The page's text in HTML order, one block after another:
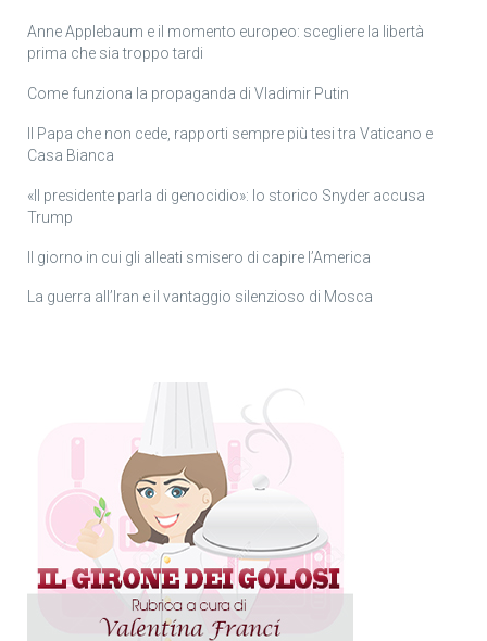
Anne Applebaum e il momento europeo: scegliere la libertà
prima che sia troppo tardi
Come funziona la propaganda di Vladimir Putin
Il Papa che non cede, rapporti sempre più tesi tra Vaticano e
Casa Bianca
«Il presidente parla di genocidio»: lo storico Snyder accusa
Trump
Il giorno in cui gli alleati smisero di capire l’America
La guerra all’Iran e il vantaggio silenzioso di Mosca